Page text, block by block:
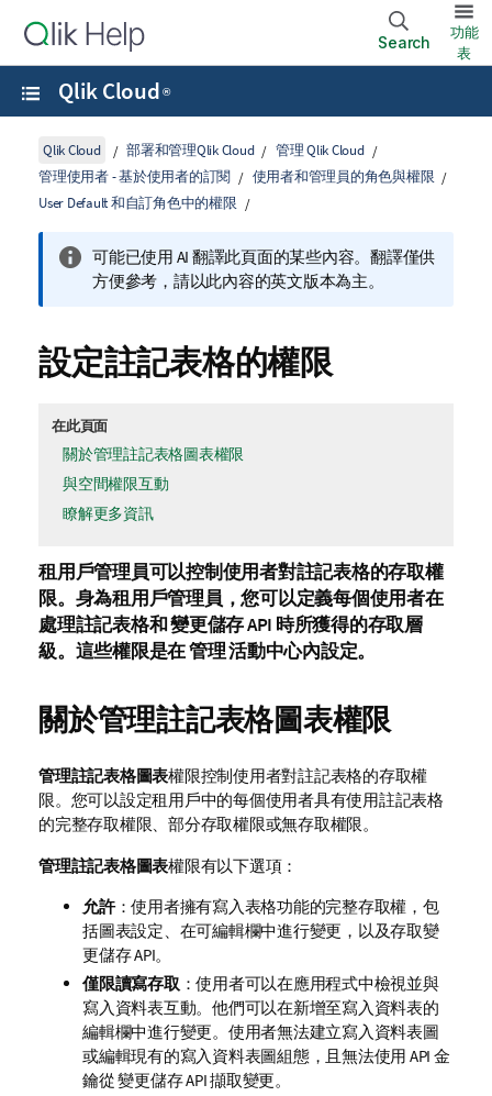
Search
功能
表
Qlik Cloud ®
Qlik Cloud 部署和管理Qlik Cloud
管理 Qlik Cloud
管理使用者 - 基於使用者的訂閱
使用者和管理員的角色與權限
User Default 和自訂角色中的權限
可能已使用 AI 翻譯此頁面的某些內容。翻譯僅供
方便參考，請以此內容的英文版本為主。
設定註記表格的權限
在此頁面
關於管理註記表格圖表權限
與空間權限互動
瞭解更多資訊
租用戶管理員可以控制使用者對註記表格的存取權
限。身為租用戶管理員，您可以定義每個使用者在
處理註記表格和變更儲存 API 時所獲得的存取層
級。這些權限是在管理活動中心內設定。
關於管理註記表格圖表權限
管理註記表格圖表權限控制使用者對註記表格的存取權
限。您可以設定租用戶中的每個使用者具有使用註記表格
的完整存取權限、部分存取權限或無存取權限。
管理註記表格圖表權限有以下選項：
允許：使用者擁有寫入表格功能的完整存取權，包
括圖表設定、在可編輯欄中進行變更，以及存取變
更儲存 API。
僅限讀寫存取 ：使用者可以在應用程式中檢視並與
寫入資料表互動。他們可以在新增至寫入資料表的
編輯欄中進行變更。使用者無法建立寫入資料表圖
或編輯現有的寫入資料表圖組態，且無法使用 API 金
鑰從變更儲存 API擷取變更。